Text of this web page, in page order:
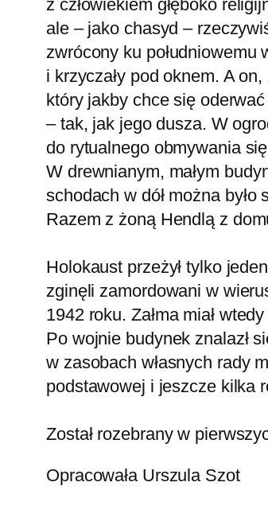
z człowiekiem głęboko
ale – jako chasyd –
zwrócony ku
i krzyczały pod oknem. A
który jakby chce się
– tak, jak jego dusza. W
do rytualnego obmywania
W drewnianym, małym
schodach w dół można było
Razem z żoną Hendlą z
Holokaust przeżył tylko
zginęli zamordowani w
1942 roku. Załma miał
Po wojnie budynek znalazł
w zasobach własnych rady
podstawowej i jeszcze kilka
Został rozebrany w
Opracowała Urszula Szot